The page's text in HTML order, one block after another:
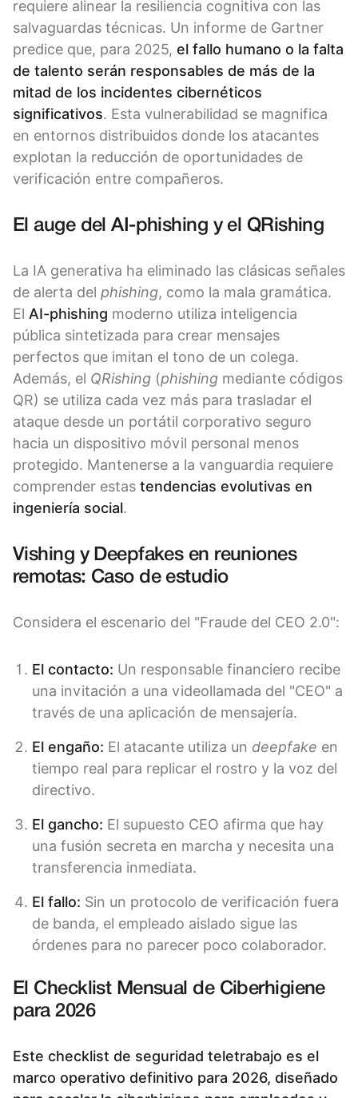
requiere alinear la resiliencia cognitiva con las
salvaguardas técnicas. Un informe de Gartner
predice que, para 2025, el fallo humano o la falta
de talento serán responsables de más de la
mitad de los incidentes cibernéticos
significativos. Esta vulnerabilidad se magnifica
en entornos distribuidos donde los atacantes
explotan la reducción de oportunidades de
verificación entre compañeros.
El auge del AI-phishing y el QRishing
La IA generativa ha eliminado las clásicas señales
de alerta del phishing, como la mala gramática.
El AI-phishing moderno utiliza inteligencia
pública sintetizada para crear mensajes
perfectos que imitan el tono de un colega.
Además, el QRishing (phishing mediante códigos
QR) se utiliza cada vez más para trasladar el
ataque desde un portátil corporativo seguro
hacia un dispositivo móvil personal menos
protegido. Mantenerse a la vanguardia requiere
comprender estas tendencias evolutivas en
ingeniería social.
Vishing y Deepfakes en reuniones
remotas: Caso de estudio
Considera el escenario del "Fraude del CEO 2.0":
El contacto: Un responsable financiero recibe
una invitación a una videollamada del "CEO" a
través de una aplicación de mensajería.
El engaño: El atacante utiliza un deepfake en
tiempo real para replicar el rostro y la voz del
directivo.
El gancho: El supuesto CEO afirma que hay
una fusión secreta en marcha y necesita una
transferencia inmediata.
El fallo: Sin un protocolo de verificación fuera
de banda, el empleado aislado sigue las
órdenes para no parecer poco colaborador.
El Checklist Mensual de Ciberhigiene
para 2026
Este checklist de seguridad teletrabajo es el
marco operativo definitivo para 2026, diseñado